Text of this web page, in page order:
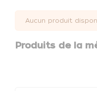
Aucun produit
Produits de la